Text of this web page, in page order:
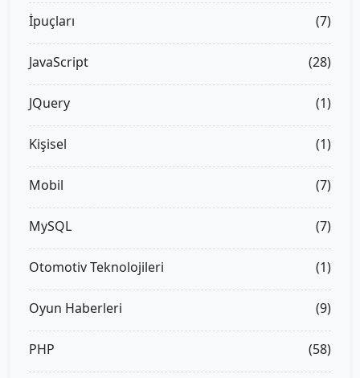
İpuçları (7)
JavaScript (28)
JQuery (1)
Kişisel (1)
Mobil (7)
MySQL (7)
Otomotiv Teknolojileri (1)
Oyun Haberleri (9)
PHP (58)